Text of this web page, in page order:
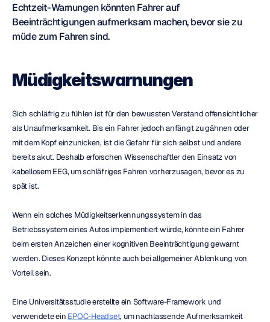
Echtzeit-Warnungen könnten Fahrer auf
Beeinträchtigungen aufmerksam machen, bevor sie zu
müde zum Fahren sind.
Müdigkeitswarnungen
Sich schläfrig zu fühlen ist für den bewussten Verstand offensichtlicher
als Unaufmerksamkeit. Bis ein Fahrer jedoch anfängt zu gähnen oder
mit dem Kopf einzunicken, ist die Gefahr für sich selbst und andere
bereits akut. Deshalb erforschen Wissenschaftler den Einsatz von
kabellosem EEG, um schläfriges Fahren vorherzusagen, bevor es zu
spät ist.
Wenn ein solches Müdigkeitserkennungssystem in das
Betriebssystem eines Autos implementiert würde, könnte ein Fahrer
beim ersten Anzeichen einer kognitiven Beeinträchtigung gewarnt
werden. Dieses Konzept könnte auch bei allgemeiner Ablenkung von
Vorteil sein.
Eine Universitätsstudie erstellte ein Software-Framework und
verwendete ein EPOC-Headset, um nachlassende Aufmerksamkeit